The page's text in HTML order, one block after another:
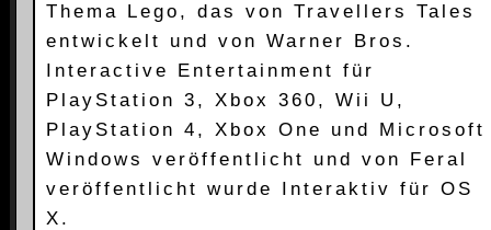
Thema Lego, das von Travellers Tales
entwickelt und von Warner Bros.
Interactive Entertainment für
PlayStation 3, Xbox 360, Wii U,
PlayStation 4, Xbox One und Microsoft
Windows veröffentlicht und von Feral
veröffentlicht wurde Interaktiv für OS
X.